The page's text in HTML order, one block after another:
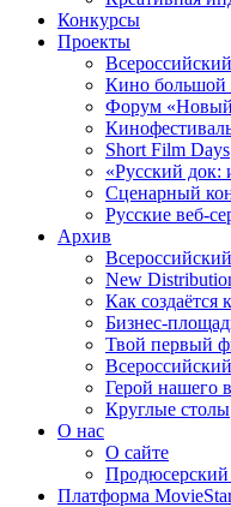
Конкурсы
Проекты
Кино большой
Форум «Новый
Short Film Days
«Русский док:
Сценарный
Русские веб-
Архив
New
Как создаётся
Бизнес-
Твой первый
Герой нашего
Круглые столы
О нас
О сайте
Продюсерский
Платформа